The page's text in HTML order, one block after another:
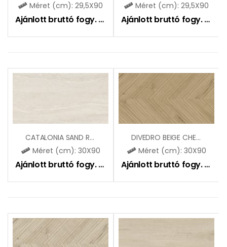
Méret (cm): 29,5X90
Ajánlott bruttó fogy. ár: 10990Ft
Méret (cm): 29,5X90
Ajánlott bruttó fogy. ár:
CATALONIA SAND REKT (CCR120)
Méret (cm): 30X90
Ajánlott bruttó fogy. ár: 11590Ft
DIVEDRO BEIGE CHEVRON REKT (CCR98)
Méret (cm): 30X90
Ajánlott bruttó fogy. ár: